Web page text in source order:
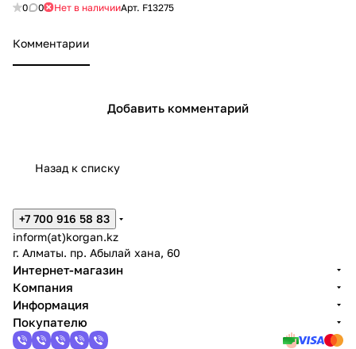
0 0 Нет в наличииАрт. F13275
Комментарии
Добавить комментарий
Назад к списку
+7 700 916 58 83
inform(at)korgan.kz
г. Алматы. пр. Абылай хана, 60
Интернет-магазин
Компания
Информация
Покупателю